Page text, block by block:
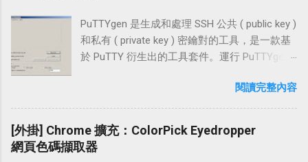
https://contact.line.me/zh-hant/?
XXXXXXXXXXXXXXXX 」 設置教學 開啟「行動
裝置」上的 LINE APP，在「設置」頁面點擊
入】。 回到【上一頁】點選【個人資料】，接
著選擇【行動條碼】。 這一步我們選取【行動
條碼掃描器】，接著到「桌機裝置」開啟「電
腦版」LINE APP 並點選【使用行動條碼登
入】。 接著用開啟中的「行動條碼掃描器」掃
俱備「兩步驟驗證」登入的 網域 供應商做為選
擇，例如：「 Namecheap 」、「 Name.com
」 設置流程 主網域 www 設定 (
www.example.com 頂層網域 ) 子網域 blog 設定
www 設定 ( 頂層網域 ) 首先，登入 Blogger 後
台，找到左頁框中的「設定 \ 基本」，再到右
PuTTYgen 是生成和處理 SSH 公共 ( public key )
和私有 ( private key ) 密鑰對的工具，是一款基
於 PuTTY 衍生出的工具套件。運行 PuTTYgen
些其他 SSH 客戶端的私鑰格式做交互操作 (
WinSCP、FileZilla )。 PuTTYgen 可以使用
「SSH-1 ( RSA )、SSH-2 ( RSA )、SSH-2
DSA」這三種格式做輸出，預設使用 2048 bits
建立金鑰。 操作 PuTTYgen 這個工具時，除了
閱讀完整內容
[外掛] Chrome 擴充：ColorPick Eyedropper
網頁色碼擷取器